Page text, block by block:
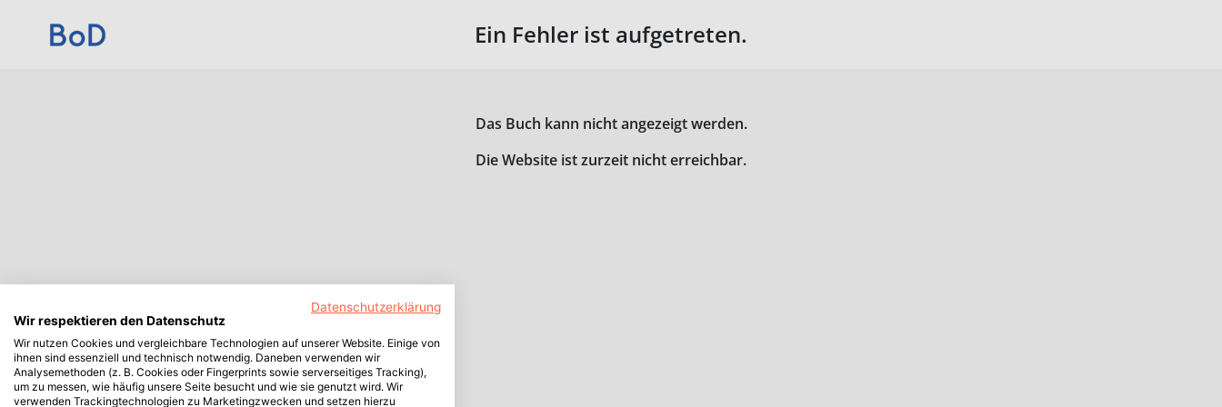
Ein Fehler ist aufgetreten.
Das Buch kann nicht angezeigt werden.
Die Website ist zurzeit nicht erreichbar.
Datenschutzerklärung
Wir respektieren den Datenschutz
Wir nutzen Cookies und vergleichbare Technologien auf unserer Website. Einige von
ihnen sind essenziell und technisch notwendig. Daneben verwenden wir
Analysemethoden (z. B. Cookies oder Fingerprints sowie serverseitiges Tracking),
um zu messen, wie häufig unsere Seite besucht und wie sie genutzt wird. Wir
verwenden Trackingtechnologien zu Marketingzwecken und setzen hierzu